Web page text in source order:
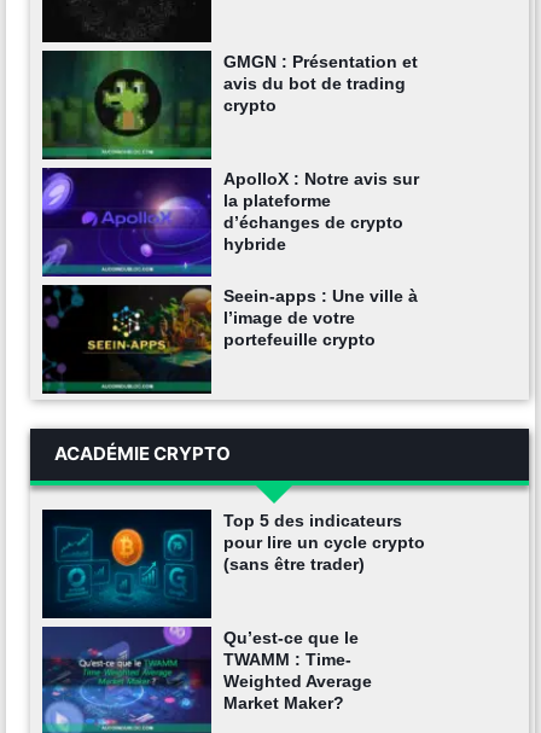
GMGN : Présentation et
avis du bot de trading
crypto
ApolloX : Notre avis sur
la plateforme
d’échanges de crypto
hybride
Seein-apps : Une ville à
l’image de votre
portefeuille crypto
ACADÉMIE CRYPTO
Top 5 des indicateurs
pour lire un cycle crypto
(sans être trader)
Qu’est-ce que le
TWAMM : Time-
Weighted Average
Market Maker?